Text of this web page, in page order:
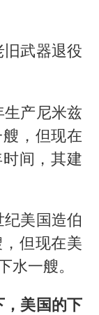
武器退役
产尼米兹
，但现在
间，其建
美国造伯
但现在美
水一艘。
美国的下